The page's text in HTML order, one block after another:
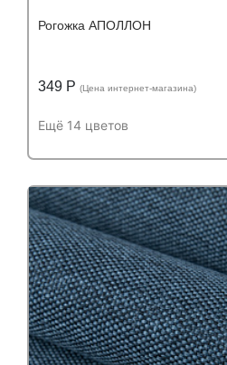
Рогожка АПОЛЛОН
349 Р (Цена интернет-магазина)
Ещё 14 цветов
Устойчивость к истиранию:
Состав:
Устойчивость к
циклов
Состав:полиэстер (PES)